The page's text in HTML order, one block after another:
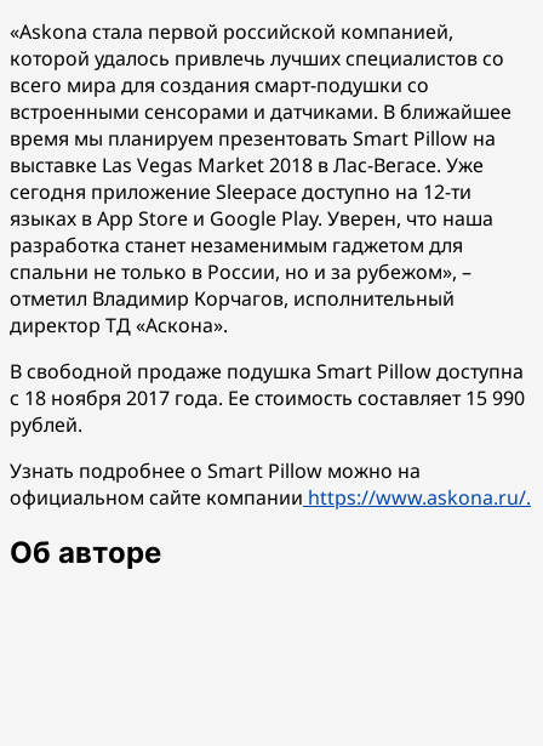
«Askona стала первой российской компанией,
которой удалось привлечь лучших специалистов со
всего мира для создания смарт-подушки со
встроенными сенсорами и датчиками. В ближайшее
время мы планируем презентовать Smart Pillow на
выставке Las Vegas Market 2018 в Лас-Вегасе. Уже
сегодня приложение Sleepace доступно на 12-ти
языках в App Store и Google Play. Уверен, что наша
разработка станет незаменимым гаджетом для
спальни не только в России, но и за рубежом», –
отметил Владимир Корчагов, исполнительный
директор ТД «Аскона».
В свободной продаже подушка Smart Pillow доступна
с 18 ноября 2017 года. Ее стоимость составляет 15 990
рублей.
Узнать подробнее о Smart Pillow можно на
официальном сайте компании https://www.askona.ru/.
Об авторе